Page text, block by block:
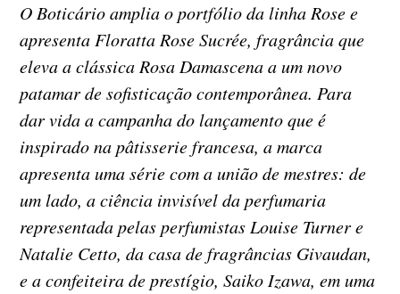
O Boticário amplia o portfólio da linha Rose e
apresenta Floratta Rose Sucrée, fragrância que
eleva a clássica Rosa Damascena a um novo
patamar de sofisticação contemporânea. Para
dar vida a campanha do lançamento que é
inspirado na pâtisserie francesa, a marca
apresenta uma série com a união de mestres: de
um lado, a ciência invisível da perfumaria
representada pelas perfumistas Louise Turner e
Natalie Cetto, da casa de fragrâncias Givaudan,
e a confeiteira de prestígio, Saiko Izawa, em uma